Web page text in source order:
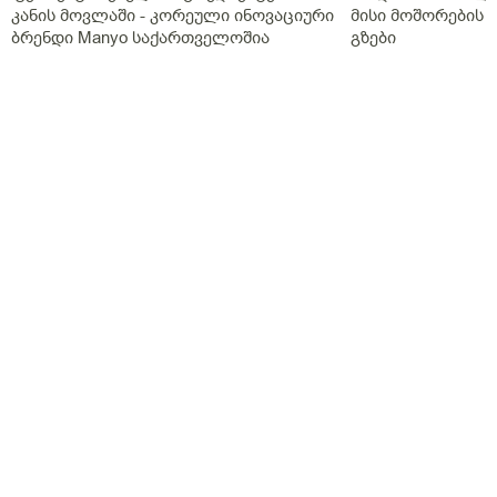
კანის მოვლაში - კორეული ინოვაციური
ბრენდი Manyo საქართველოშია
მისი მოშორების
გზები